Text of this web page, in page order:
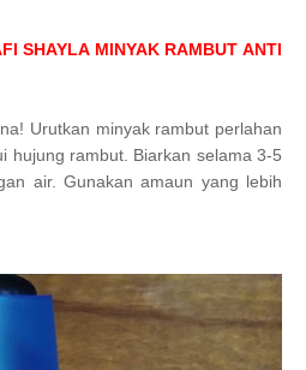
SHAYLA MINYAK RAMBUT ANTI
Urutkan minyak rambut perlahan
hujung rambut. Biarkan selama 3-5
air. Gunakan amaun yang lebih